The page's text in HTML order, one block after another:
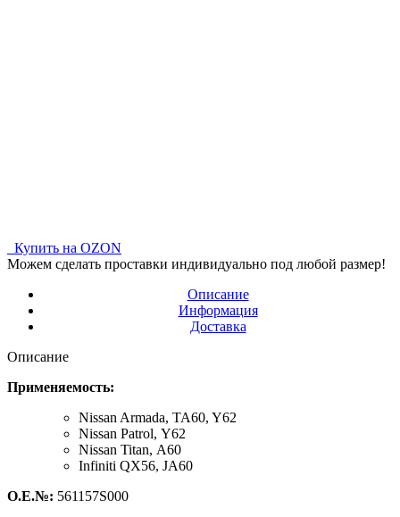
Купить на OZON
Можем сделать проставки индивидуально под любой размер!
Описание
Информация
Доставка
Описание
Применяемость:
Nissan Armada, TA60, Y62
Nissan Patrol, Y62
Nissan Titan, A60
Infiniti QX56, JA60
О.Е.№: 561157S000